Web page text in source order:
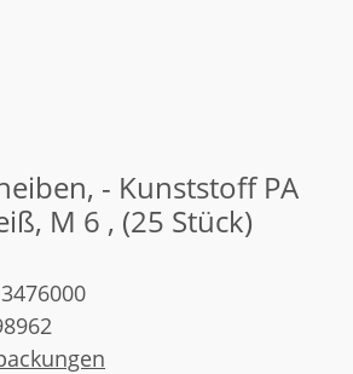
- Kunststoff PA
M 6 , (25 Stück)
3476000